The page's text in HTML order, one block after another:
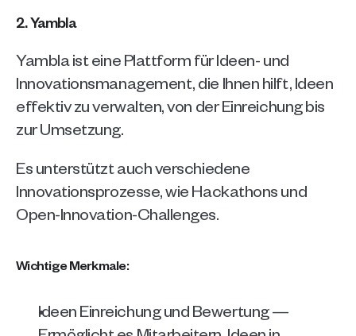
2. Yambla
Yamblaist eine Plattform für Ideen- und
Innovationsmanagement, die Ihnen hilft, Ideen
effektiv zu verwalten, von der Einreichung bis
zur Umsetzung.
Es unterstützt auch verschiedene
Innovationsprozesse, wie Hackathons und
Open-Innovation-Challenges.
Wichtige Merkmale:
Ideen Einreichung und Bewertung —